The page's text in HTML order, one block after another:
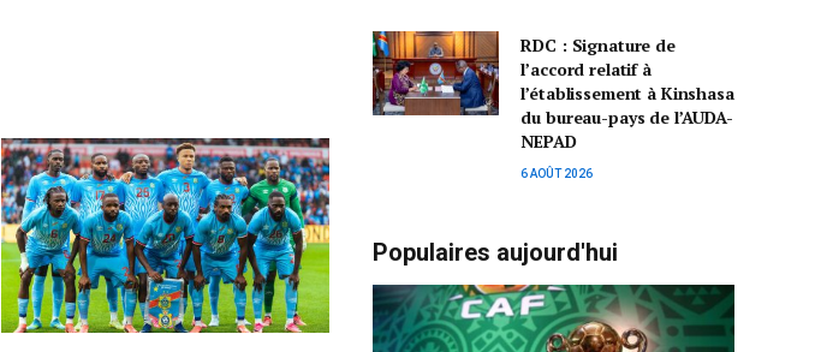
RDC : Signature de
l’accord relatif à
l’établissement à Kinshasa
du bureau-pays de l’AUDA-
NEPAD
6 AOÛT 2026
Populaires aujourd'hui